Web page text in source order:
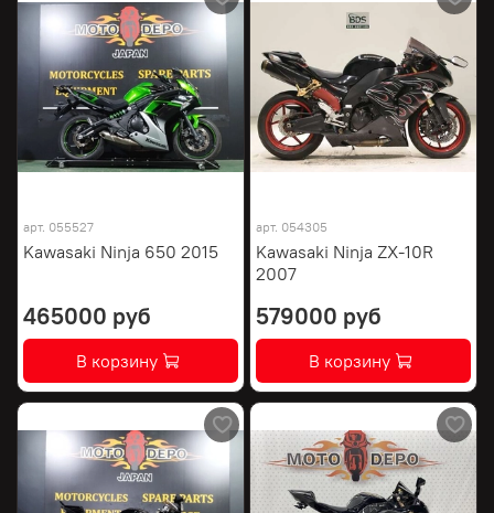
арт. 055527
Kawasaki Ninja 650 2015
465000 руб
В корзину
арт. 054305
Kawasaki Ninja ZX-10R
2007
579000 руб
В корзину